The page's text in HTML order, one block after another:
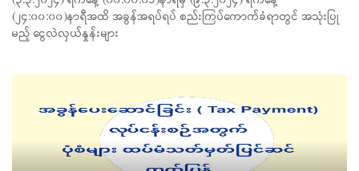
(၂၄:၀၀:၀၀)နာရီအထိ အခွန်အရပ်ရပ် စည်းကြပ်ကောက်ခံရာတွင် အသုံးပြု
မည့် ငွေလဲလှယ်နှုန်းများ